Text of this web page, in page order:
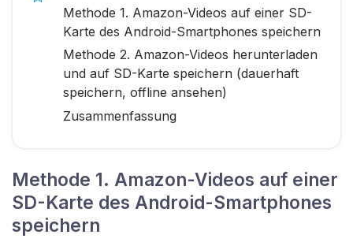
Methode 1. Amazon-Videos auf einer SD-
Karte des Android-Smartphones speichern
Methode 2. Amazon-Videos herunterladen
und auf SD-Karte speichern (dauerhaft
speichern, offline ansehen)
Zusammenfassung
Methode 1. Amazon-Videos auf einer
SD-Karte des Android-Smartphones
speichern